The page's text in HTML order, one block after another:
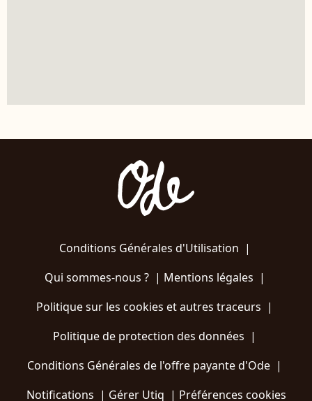
Conditions Générales d'Utilisation |
Qui sommes-nous ?| Mentions légales |
Politique sur les cookies et autres traceurs |
Politique de protection des données |
Conditions Générales de l'offre payante d'Ode |
Notifications | Gérer Utiq | Préférences cookies